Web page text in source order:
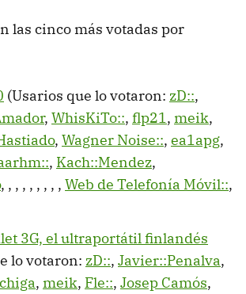
las cinco más votadas por
(Usarios que lo votaron: zD::,
, WhisKiTo::, flp21 , meik,
, Wagner Noise::, ea1apg,
, Kach::Mendez,
, , , , , , , , , Web de Telefonía Móvil::,
3G, el ultraportátil finlandés
lo votaron: zD::, Javier::Penalva,
, meik, Fle::, Josep Camós,